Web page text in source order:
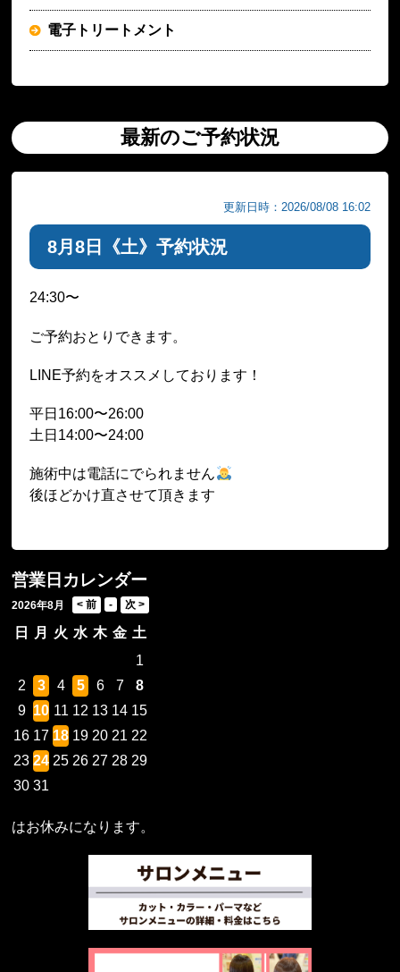
電子トリートメント
最新のご予約状況
更新日時：2026/08/08 16:02
8月8日《土》予約状況
24:30〜
ご予約おとりできます。
LINE予約をオススメしております！
平日16:00〜26:00
土日14:00〜24:00
施術中は電話にでられません
後ほどかけ直させて頂きます
営業日カレンダー
2026年8月
日 月 火 水 木 金 土
1
2
3 4 5 6 7
8
9 10 11 12 13 14 15
16 17 18 19 20 21 22
23 24 25 26 27 28 29
30 31
はお休みになります。